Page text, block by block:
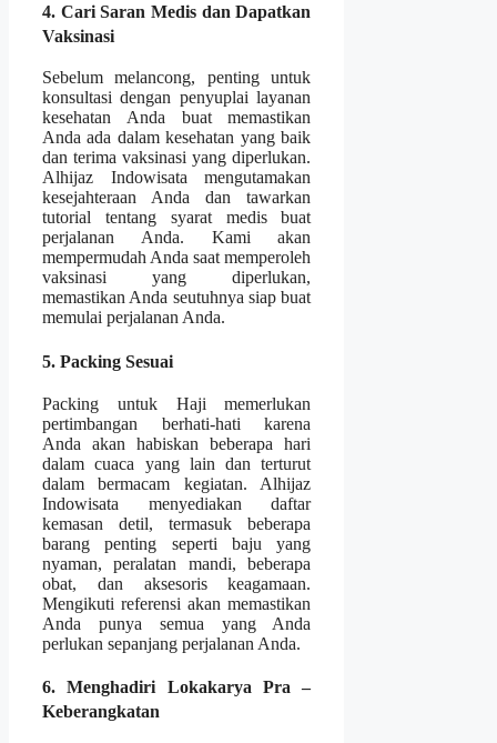
4. Cari Saran Medis dan Dapatkan
Vaksinasi
Sebelum melancong, penting untuk
konsultasi dengan penyuplai layanan
kesehatan Anda buat memastikan
Anda ada dalam kesehatan yang baik
dan terima vaksinasi yang diperlukan.
Alhijaz Indowisata mengutamakan
kesejahteraan Anda dan tawarkan
tutorial tentang syarat medis buat
perjalanan Anda. Kami akan
mempermudah Anda saat memperoleh
vaksinasi yang diperlukan,
memastikan Anda seutuhnya siap buat
memulai perjalanan Anda.
5. Packing Sesuai
Packing untuk Haji memerlukan
pertimbangan berhati-hati karena
Anda akan habiskan beberapa hari
dalam cuaca yang lain dan terturut
dalam bermacam kegiatan. Alhijaz
Indowisata menyediakan daftar
kemasan detil, termasuk beberapa
barang penting seperti baju yang
nyaman, peralatan mandi, beberapa
obat, dan aksesoris keagamaan.
Mengikuti referensi akan memastikan
Anda punya semua yang Anda
perlukan sepanjang perjalanan Anda.
6. Menghadiri Lokakarya Pra –
Keberangkatan